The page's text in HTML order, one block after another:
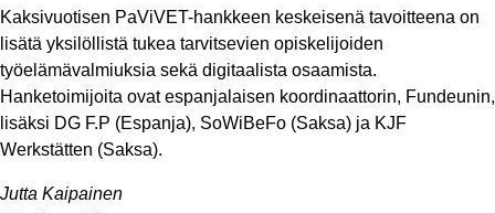
Kaksivuotisen PaViVET-hankkeen keskeisenä tavoitteena on
lisätä yksilöllistä tukea tarvitsevien opiskelijoiden
työelämävalmiuksia sekä digitaalista osaamista.
Hanketoimijoita ovat espanjalaisen koordinaattorin, Fundeunin,
lisäksi DG F.P (Espanja), SoWiBeFo (Saksa) ja KJF
Werkstätten (Saksa).
Jutta Kaipainen